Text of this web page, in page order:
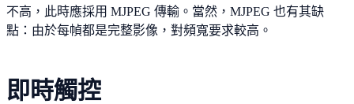
不高，此時應採用 MJPEG 傳輸。當然，MJPEG 也有其缺
點：由於每幀都是完整影像，對頻寬要求較高。
即時觸控